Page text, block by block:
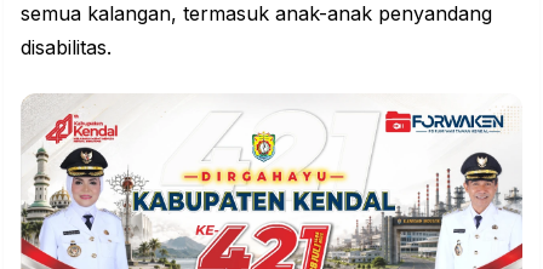
semua kalangan, termasuk anak-anak penyandang
disabilitas.